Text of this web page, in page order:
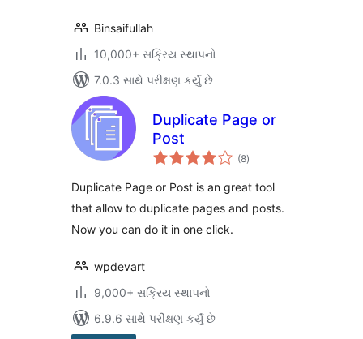
Binsaifullah
10,000+ સક્રિય સ્થાપનો
7.0.3 સાથે પરીક્ષણ કર્યું છે
Duplicate Page or
Post
(8કુલ
રેટિંગ્સ
)
Duplicate Page or Post is an great tool
that allow to duplicate pages and posts.
Now you can do it in one click.
wpdevart
9,000+ સક્રિય સ્થાપનો
6.9.6 સાથે પરીક્ષણ કર્યું છે